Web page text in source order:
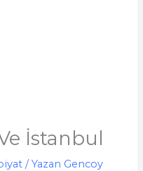
İstanbul
/ Yazan Gencoy